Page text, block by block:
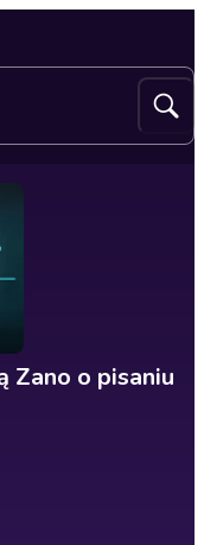
Zano o pisaniu